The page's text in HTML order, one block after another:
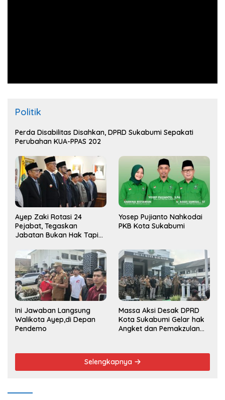
Politik
Perda Disabilitas Disahkan, DPRD Sukabumi Sepakati
Perubahan KUA-PPAS 202
Ayep Zaki Rotasi 24
Pejabat, Tegaskan
Jabatan Bukan Hak Tapi
Yosep Pujianto Nahkodai
PKB Kota Sukabumi
Ini Jawaban Langsung
Walikota Ayep,di Depan
Pendemo
Massa Aksi Desak DPRD
Kota Sukabumi Gelar hak
Angket dan Pemakzulan
Selengkapnya